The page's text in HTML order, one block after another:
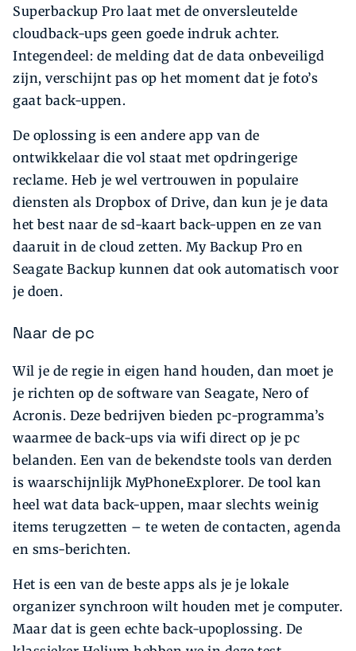
Superbackup Pro laat met de onversleutelde
cloudback-ups geen goede indruk achter.
Integendeel: de melding dat de data onbeveiligd
zijn, verschijnt pas op het moment dat je foto’s
gaat back-uppen.
De oplossing is een andere app van de
ontwikkelaar die vol staat met opdringerige
reclame. Heb je wel vertrouwen in populaire
diensten als Dropbox of Drive, dan kun je je data
het best naar de sd-kaart back-uppen en ze van
daaruit in de cloud zetten. My Backup Pro en
Seagate Backup kunnen dat ook automatisch voor
je doen.
Naar de pc
Wil je de regie in eigen hand houden, dan moet je
je richten op de software van Seagate, Nero of
Acronis. Deze bedrijven bieden pc-programma’s
waarmee de back-ups via wifi direct op je pc
belanden. Een van de bekendste tools van derden
is waarschijnlijk MyPhoneExplorer. De tool kan
heel wat data back-uppen, maar slechts weinig
items terugzetten – te weten de contacten, agenda
en sms-berichten.
Het is een van de beste apps als je je lokale
organizer synchroon wilt houden met je computer.
Maar dat is geen echte back-upoplossing. De